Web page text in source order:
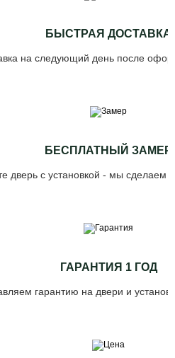
БЫСТРАЯ ДОСТАВКА
на следующий день после
БЕСПЛАТНЫЙ ЗАМЕР
дверь с установкой - мы сделаем
ГАРАНТИЯ 1 ГОД
гарантию на двери и